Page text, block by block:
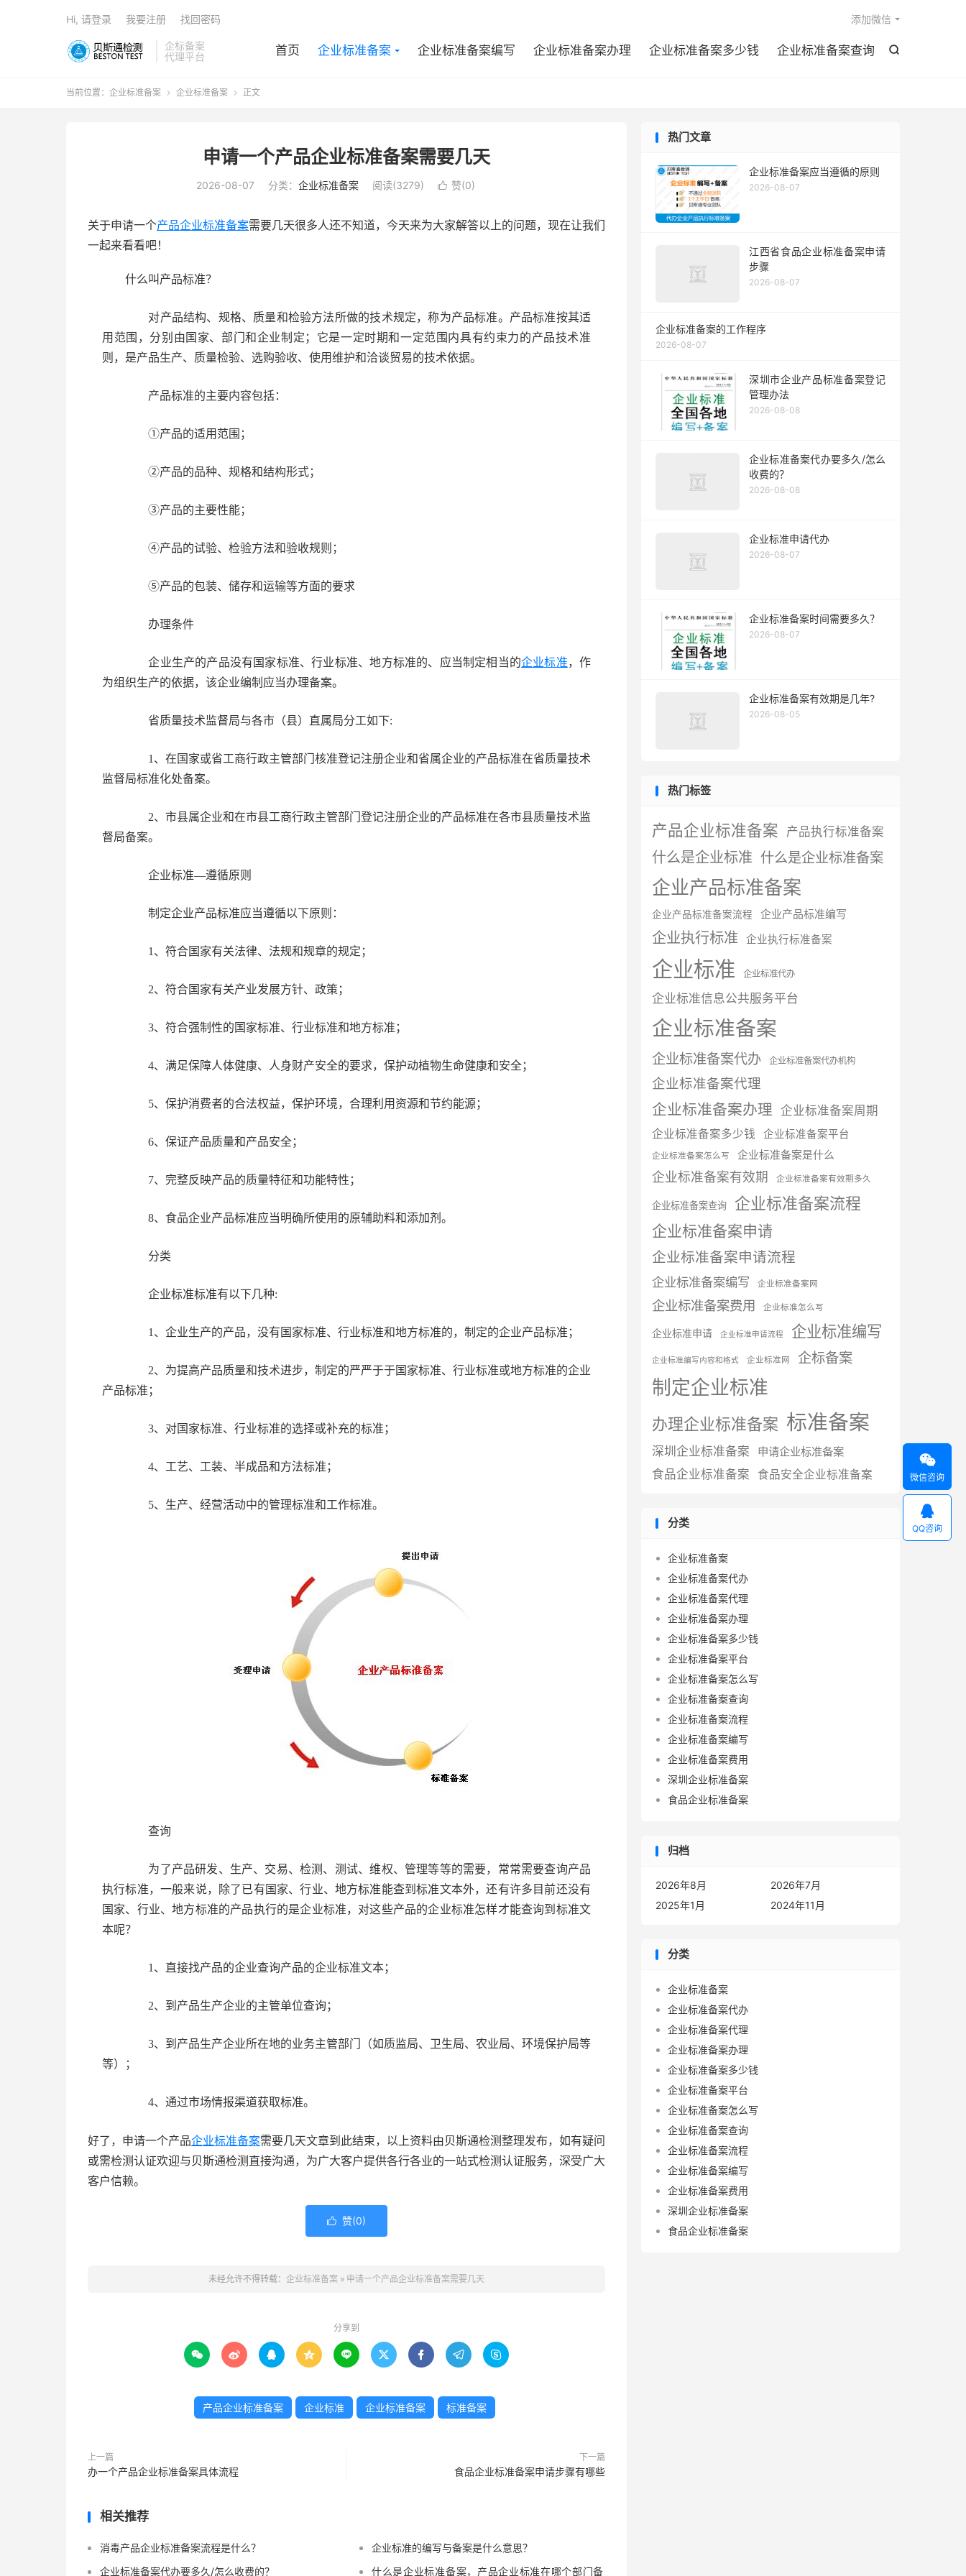
企标备案
代理平台

首页 企业标准备案 企业标准备案编写 企业标准备案办理 企业标准备案多少钱 企业标准备案查询
添加微信
Hi, 请登录 我要注册 找回密码
当前位置： 企业标准备案  企业标准备案  正文
申请一个产品企业标准备案需要几天
2026-08-07 分类： 企业标准备案 阅读(3279)  赞(0)
关于申请一个产品企业标准备案需要几天很多人还不知道，今天来为大家解答以上的问题，现在让我们
一起来看看吧！
什么叫产品标准？
对产品结构、规格、质量和检验方法所做的技术规定，称为产品标准。产品标准按其适
用范围，分别由国家、部门和企业制定；它是一定时期和一定范围内具有约束力的产品技术准
则，是产品生产、质量检验、选购验收、使用维护和洽谈贸易的技术依据。
产品标准的主要内容包括：
①产品的适用范围；
②产品的品种、规格和结构形式；
③产品的主要性能；
④产品的试验、检验方法和验收规则；
⑤产品的包装、储存和运输等方面的要求
办理条件
企业生产的产品没有国家标准、行业标准、地方标准的、应当制定相当的企业标准，作
为组织生产的依据，该企业编制应当办理备案。
省质量技术监督局与各市（县）直属局分工如下:
1、在国家或省工商行政主管部门核准登记注册企业和省属企业的产品标准在省质量技术
监督局标准化处备案。
2、市县属企业和在市县工商行政主管部门登记注册企业的产品标准在各市县质量技术监
督局备案。
企业标准—遵循原则
制定企业产品标准应当遵循以下原则：
1、符合国家有关法律、法规和规章的规定；
2、符合国家有关产业发展方针、政策；
3、符合强制性的国家标准、行业标准和地方标准；
4、满足保障人体健康、人身财产安全的要求，保护动植物生命健康和安全；
5、保护消费者的合法权益，保护环境，合理利用资源和节约能源；
6、保证产品质量和产品安全；
7、完整反映产品的质量特征和功能特性；
8、食品企业产品标准应当明确所使用的原辅助料和添加剂。
分类
企业标准标准有以下几种:
1、企业生产的产品，没有国家标准、行业标准和地方标准的，制定的企业产品标准；
2、为提高产品质量和技术进步，制定的严严于于国家标准、行业标准或地方标准的企业
产品标准；
3、对国家标准、行业标准的选择或补充的标准；
4、工艺、工装、半成品和方法标准；
5、生产、经营活动中的管理标准和工作标准。
查询
为了产品研发、生产、交易、检测、测试、维权、管理等等的需要，常常需要查询产品
执行标准，一般来说，除了已有国家、行业、地方标准能查到标准文本外，还有许多目前还没有
国家、行业、地方标准的产品执行的是企业标准，对这些产品的企业标准怎样才能查询到标准文
本呢？
1、直接找产品的企业查询产品的企业标准文本；
2、到产品生产企业的主管单位查询；
3、到产品生产企业所在地的业务主管部门（如质监局、卫生局、农业局、环境保护局等
等）；
4、通过市场情报渠道获取标准。
好了，申请一个产品企业标准备案需要几天文章到此结束，以上资料由贝斯通检测整理发布，如有疑问
或需检测认证欢迎与贝斯通检测直接沟通，为广大客户提供各行各业的一站式检测认证服务，深受广大
客户信赖。
 赞(0)
未经允许不得转载： 企业标准备案 » 申请一个产品企业标准备案需要几天
分享到
        
产品企业标准备案 企业标准 企业标准备案 标准备案
上一篇
办一个产品企业标准备案具体流程
下一篇
食品企业标准备案申请步骤有哪些
相关推荐
消毒产品企业标准备案流程是什么？
企业标准的编写与备案是什么意思？
企业标准备案代办要多久/怎么收费的？
什么是企业标准备案，产品企业标准在哪个部门备
热门文章
企业标准备案应当遵循的原则
2026-08-07
江西省食品企业标准备案申请
步骤
2026-08-07
企业标准备案的工作程序
2026-08-07
深圳市企业产品标准备案登记
管理办法
2026-08-08
企业标准备案代办要多久/怎么
收费的？
2026-08-08
企业标准申请代办
2026-08-07
企业标准备案时间需要多久？
2026-08-07
企业标准备案有效期是几年?
2026-08-05
热门标签
产品企业标准备案 产品执行标准备案
什么是企业标准 什么是企业标准备案
企业产品标准备案
企业产品标准备案流程 企业产品标准编写
企业执行标准 企业执行标准备案
企业标准 企业标准代办
企业标准信息公共服务平台
企业标准备案
企业标准备案代办 企业标准备案代办机构
企业标准备案代理
企业标准备案办理 企业标准备案周期
企业标准备案多少钱 企业标准备案平台
企业标准备案怎么写 企业标准备案是什么
企业标准备案有效期 企业标准备案有效期多久
企业标准备案查询 企业标准备案流程
企业标准备案申请
企业标准备案申请流程
企业标准备案编写 企业标准备案网
企业标准备案费用 企业标准怎么写
企业标准申请 企业标准申请流程 企业标准编写
企业标准编写内容和格式 企业标准网 企标备案
制定企业标准
办理企业标准备案 标准备案
深圳企业标准备案 申请企业标准备案
食品企业标准备案 食品安全企业标准备案
分类
企业标准备案
企业标准备案代办
企业标准备案代理
企业标准备案办理
企业标准备案多少钱
企业标准备案平台
企业标准备案怎么写
企业标准备案查询
企业标准备案流程
企业标准备案编写
企业标准备案费用
深圳企业标准备案
食品企业标准备案
归档
2026年8月
2026年7月
2025年1月
2024年11月
分类
企业标准备案
企业标准备案代办
企业标准备案代理
企业标准备案办理
企业标准备案多少钱
企业标准备案平台
企业标准备案怎么写
企业标准备案查询
企业标准备案流程
企业标准备案编写
企业标准备案费用
深圳企业标准备案
食品企业标准备案

微信咨询

QQ咨询